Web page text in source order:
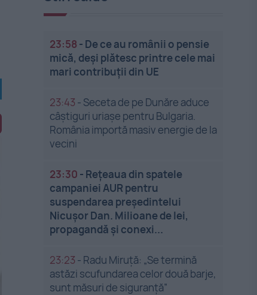
23:58 - De ce au românii o pensie
mică, deși plătesc printre cele mai
mari contribuții din UE
23:43 - Seceta de pe Dunăre aduce
câștiguri uriașe pentru Bulgaria.
România importă masiv energie de la
vecini
23:30 - Rețeaua din spatele
campaniei AUR pentru
suspendarea președintelui
Nicușor Dan. Milioane de lei,
propagandă și conexi...
23:23 - Radu Miruță: „Se termină
astăzi scufundarea celor două barje,
sunt măsuri de siguranţă”